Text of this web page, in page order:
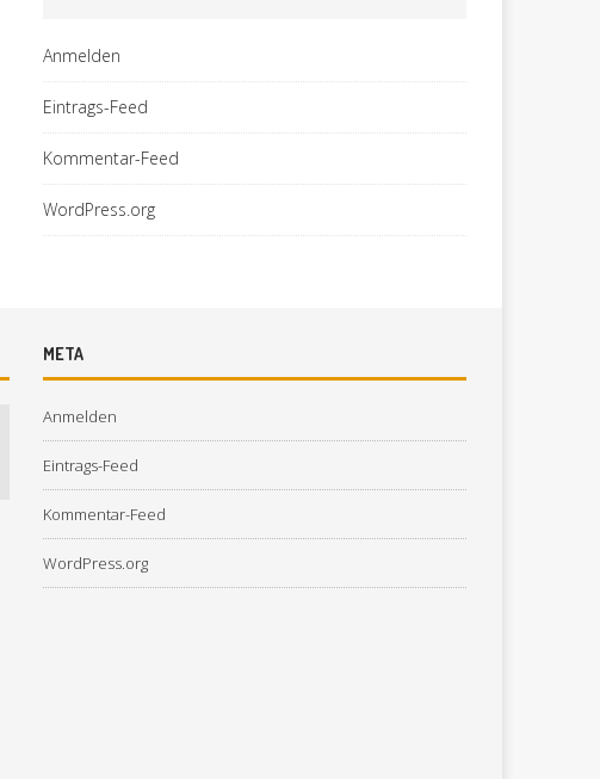
Anmelden
Eintrags-Feed
Kommentar-Feed
WordPress.org
META
Anmelden
Eintrags-Feed
Kommentar-Feed
WordPress.org